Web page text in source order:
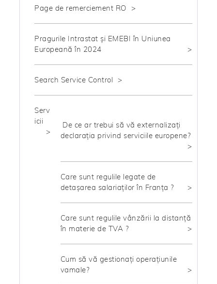
Page de remerciement RO
Pragurile Intrastat și EMEBI în Uniunea
Europeană în 2024
Search Service Control
Serv
icii
De ce ar trebui să vă externalizați
declarația privind serviciile europene?
Care sunt regulile legate de
detașarea salariaților în Franța ?
Care sunt regulile vânzării la distanță
în materie de TVA ?
Cum să vă gestionați operațiunile
vamale?